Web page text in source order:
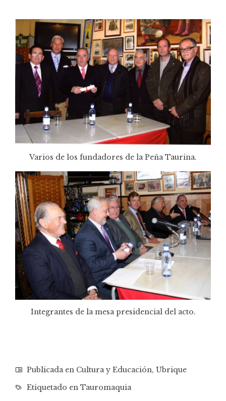
Varios de los fundadores de la Peña Taurina.
Integrantes de la mesa presidencial del acto.
Publicada en Cultura y Educación, Ubrique
Etiquetado en Tauromaquia